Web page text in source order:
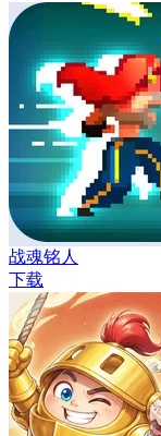
战魂铭人
下载